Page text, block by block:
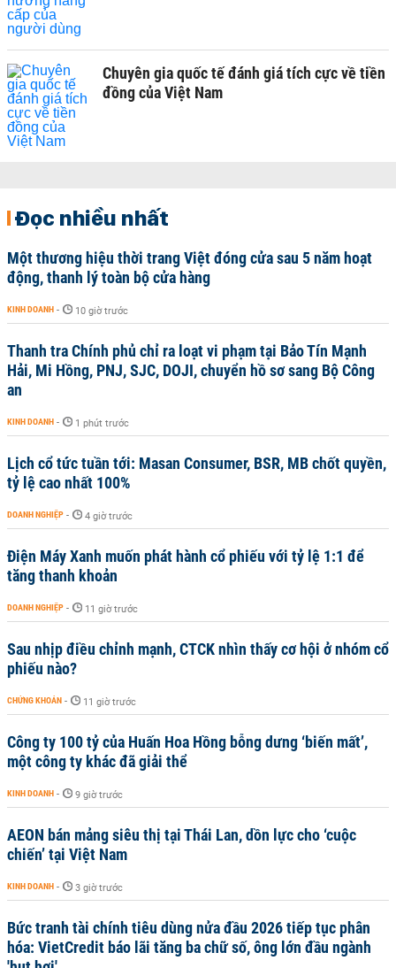
Chuyên gia quốc tế đánh giá tích cực về tiền
đồng của Việt Nam
Đọc nhiều nhất
Một thương hiệu thời trang Việt đóng cửa sau 5 năm hoạt
động, thanh lý toàn bộ cửa hàng
KINH DOANH - 10 giờ trước
Thanh tra Chính phủ chỉ ra loạt vi phạm tại Bảo Tín Mạnh
Hải, Mi Hồng, PNJ, SJC, DOJI, chuyển hồ sơ sang Bộ Công
an
KINH DOANH - 1 phút trước
Lịch cổ tức tuần tới: Masan Consumer, BSR, MB chốt quyền,
tỷ lệ cao nhất 100%
DOANH NGHIỆP - 4 giờ trước
Điện Máy Xanh muốn phát hành cổ phiếu với tỷ lệ 1:1 để
tăng thanh khoản
DOANH NGHIỆP - 11 giờ trước
Sau nhịp điều chỉnh mạnh, CTCK nhìn thấy cơ hội ở nhóm cổ
phiếu nào?
CHỨNG KHOÁN - 11 giờ trước
Công ty 100 tỷ của Huấn Hoa Hồng bỗng dưng ‘biến mất’,
một công ty khác đã giải thể
KINH DOANH - 9 giờ trước
AEON bán mảng siêu thị tại Thái Lan, dồn lực cho ‘cuộc
chiến’ tại Việt Nam
KINH DOANH - 3 giờ trước
Bức tranh tài chính tiêu dùng nửa đầu 2026 tiếp tục phân
hóa: VietCredit báo lãi tăng ba chữ số, ông lớn đầu ngành